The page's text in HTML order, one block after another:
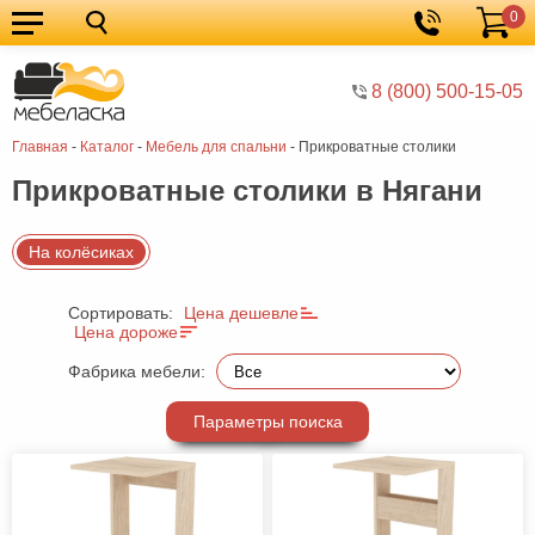
8 (800) 500-15-05
Корзина
0
Главная - Каталог - Мебель для спальни - Прикроватные столики
Кухонные
гарнитуры
Мебель
для
кухни
Мебель
для
спальни
Кровати
Шкафы
Диваны
мебель
Детская
мебель
Мебель
Прикроватные столики в Нягани
На колёсиках
Сортировать:
Цена дешевле
Цена дороже
Фабрика мебели:
Параметры поиска